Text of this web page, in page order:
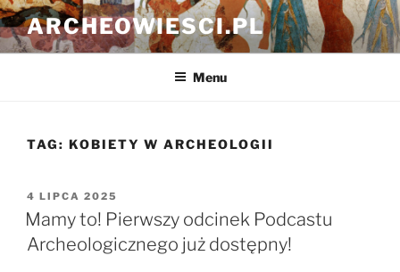
Przejdź
do
treści
ARCHEOWIESCI.PL
Menu
TAG: KOBIETY W ARCHEOLOGII
OPUBLIKOWANE
W
4 LIPCA 2025
Mamy to! Pierwszy odcinek Podcastu
Archeologicznego już dostępny!